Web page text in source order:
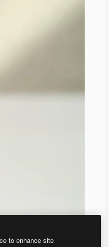
to enhance site